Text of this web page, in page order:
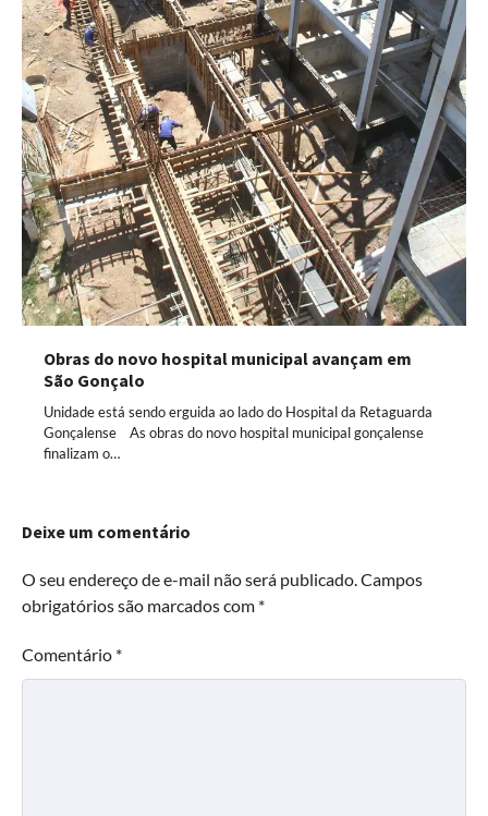
Obras do novo hospital municipal avançam em
São Gonçalo
Unidade está sendo erguida ao lado do Hospital da Retaguarda
Gonçalense As obras do novo hospital municipal gonçalense
finalizam o…
Deixe um comentário
O seu endereço de e-mail não será publicado.Campos
obrigatórios são marcados com *
Comentário *